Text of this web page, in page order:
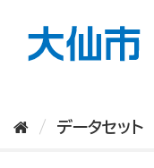
データセット